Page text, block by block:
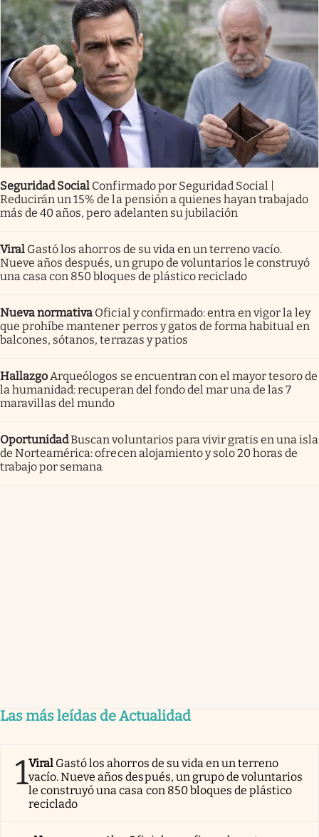
Seguridad Social Confirmado por Seguridad Social |
Reducirán un 15% de la pensión a quienes hayan trabajado
más de 40 años, pero adelanten su jubilación
Viral Gastó los ahorros de su vida en un terreno vacío.
Nueve años después, un grupo de voluntarios le construyó
una casa con 850 bloques de plástico reciclado
Nueva normativa Oficial y confirmado: entra en vigor la ley
que prohíbe mantener perros y gatos de forma habitual en
balcones, sótanos, terrazas y patios
Hallazgo Arqueólogos se encuentran con el mayor tesoro de
la humanidad: recuperan del fondo del mar una de las 7
maravillas del mundo
OportunidadBuscan voluntarios para vivir gratis en una isla
de Norteamérica: ofrecen alojamiento y solo 20 horas de
trabajo por semana
Las más leídas de Actualidad
1Viral Gastó los ahorros de su vida en un terreno
vacío. Nueve años después, un grupo de voluntarios
le construyó una casa con 850 bloques de plástico
reciclado